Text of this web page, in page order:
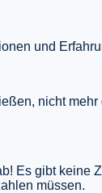
und
nicht
Es gibt keine
müssen.